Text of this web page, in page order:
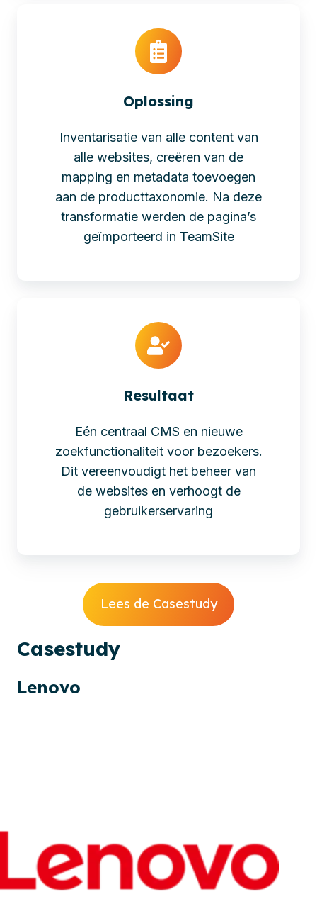
Oplossing
Inventarisatie van alle content van
alle websites, creëren van de
mapping en metadata toevoegen
aan de producttaxonomie. Na deze
transformatie werden de pagina’s
geïmporteerd in TeamSite
Resultaat
Eén centraal CMS en nieuwe
zoekfunctionaliteit voor bezoekers.
Dit vereenvoudigt het beheer van
de websites en verhoogt de
gebruikerservaring
Lees de Casestudy
Casestudy
Lenovo